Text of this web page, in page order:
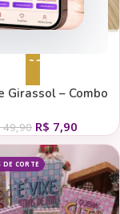
ao carrinho
Girassol – Combo
49,90 R$ 7,90
DE CORTE